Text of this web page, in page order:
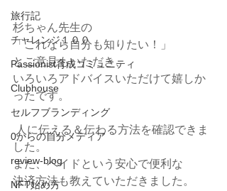
旅行記
チャレンジ１００
Passionist育成コミュニティ
Clubhouse
セルフブランディング
0からの自分メディア
review-blog
NFT始め方
杉ちゃん先生の
「これなら自分も知りたい！」
とご意見もいただき、
いろいろアドバイスいただけて嬉しか
ったです。
した。
また、ペイドという安心で便利な
決済方法も教えていただきました。